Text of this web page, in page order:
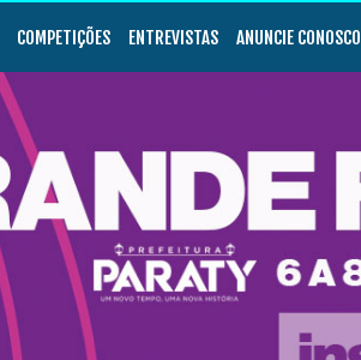
COMPETIÇÕES ENTREVISTAS ANUNCIE CONOSCO